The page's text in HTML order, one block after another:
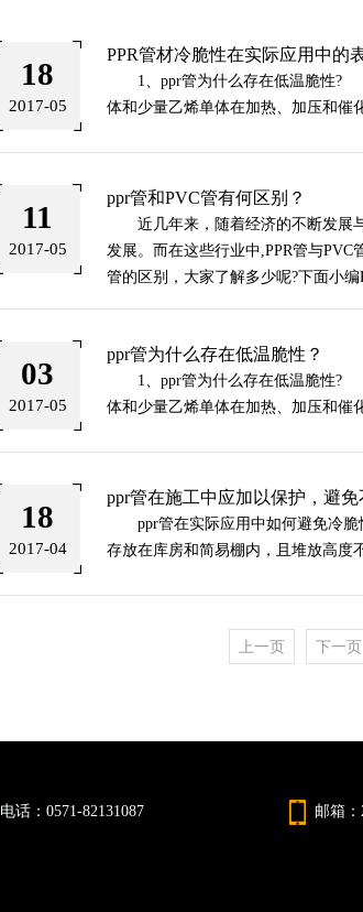
18
2017-05
PPR管材冷脆性在实际应用中的
1、ppr管为什么存在低温脆性?
体和少量乙烯单体在加热、加压和催
11
2017-05
ppr管和PVC管有何区别？
近几年来，随着经济的不断发展与
发展。而在这些行业中,PPR管与
管的区别，大家了解多少呢?下面小编
03
2017-05
ppr管为什么存在低温脆性？
1、ppr管为什么存在低温脆性?
体和少量乙烯单体在加热、加压和催
18
2017-04
ppr管在施工中应加以保护，避
ppr管在实际应用中如何避免冷
存放在库房和简易棚内，且堆放高度
上一页 下一页
电话：0571-82131087 邮箱：